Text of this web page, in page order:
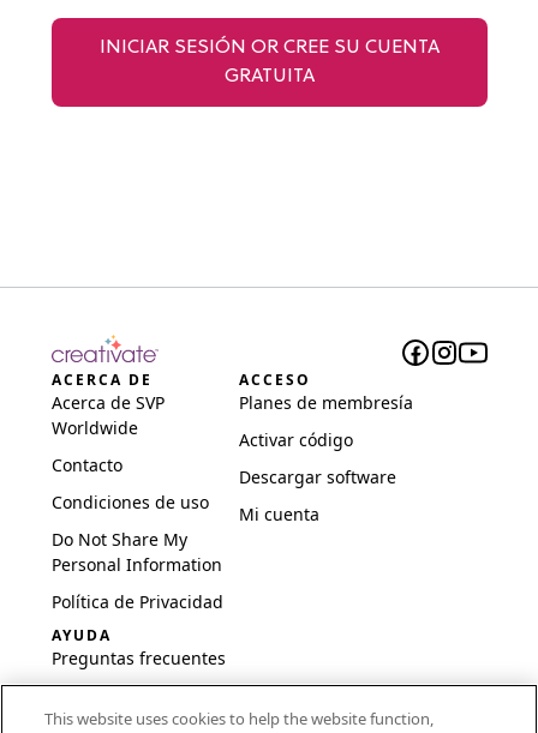
INICIAR SESIÓN OR CREE SU CUENTA
GRATUITA
ACERCA DE
Acerca de SVP
Worldwide
Contacto
Condiciones de uso
Do Not Share My
Personal Information
Política de Privacidad
ACCESO
Planes de membresía
Activar código
Descargar software
Mi cuenta
AYUDA
Preguntas frecuentes
configuración
This website uses cookies to help the website function,